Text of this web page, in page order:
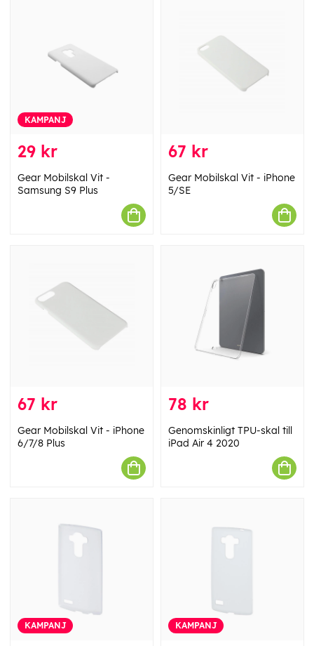
KAMPANJ
29 kr
Gear Mobilskal Vit -
Samsung S9 Plus
67 kr
Gear Mobilskal Vit - iPhone
5/SE
67 kr
Gear Mobilskal Vit - iPhone
6/7/8 Plus
78 kr
Genomskinligt TPU-skal till
iPad Air 4 2020
KAMPANJ KAMPANJ